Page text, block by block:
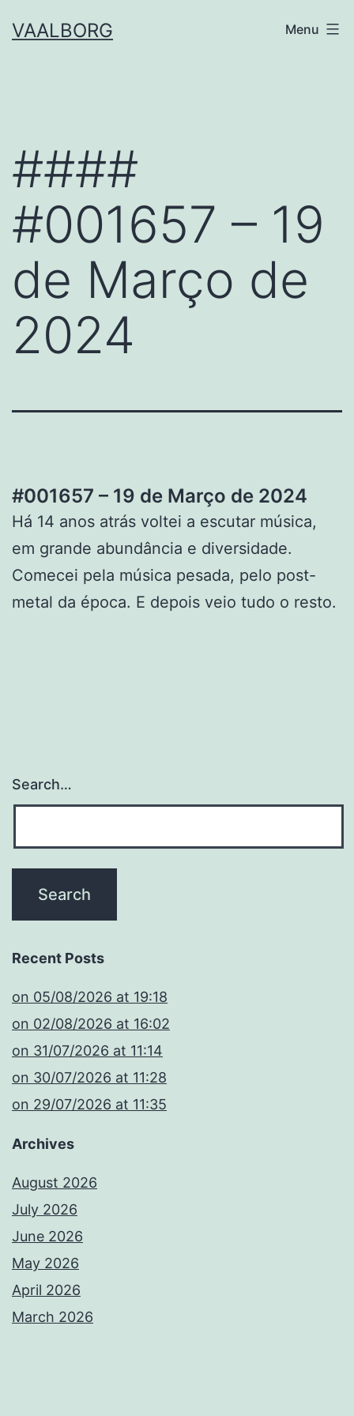
toVAALBORG Menu
####
#001657 – 19
de Março de
2024
#001657 – 19 de Março de 2024
Há 14 anos atrás voltei a escutar música,
em grande abundância e diversidade.
Comecei pela música pesada, pelo post-
metal da época. E depois veio tudo o resto.
Search…
Recent Posts
​on 05/08/2026 at 19:18
​on 02/08/2026 at 16:02
​on 31/07/2026 at 11:14
​on 30/07/2026 at 11:28
​on 29/07/2026 at 11:35
Archives
August 2026
July 2026
June 2026
May 2026
April 2026
March 2026